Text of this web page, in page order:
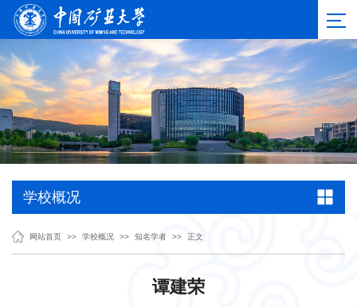
学校概况
网站首页 >> 学校概况 >> 知名学者 >> 正文
谭建荣